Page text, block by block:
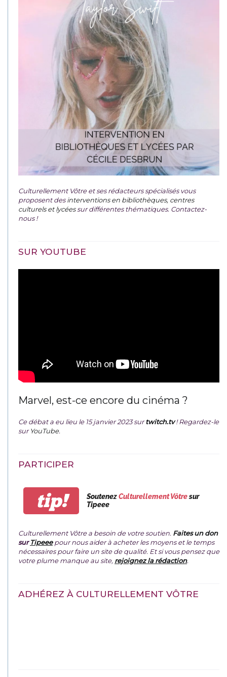
Culturellement Vôtre et ses rédacteurs spécialisés vous
proposent desinterventions en bibliothèques, centres
culturels et lycéessur différentes thématiques. Contactez-
nous !
SUR YOUTUBE
Marvel, est-ce encore du cinéma ?
Ce débat a eu lieu le 15 janvier 2023 surtwitch.tv ! Regardez-le
surYouTube.
PARTICIPER
tip! SoutenezCulturellement Vôtresur
Tipeee
Culturellement Vôtre a besoin de votre soutien. Faites un don
surTipeeepour nous aider à acheter les moyens et le temps
nécessaires pour faire un site de qualité. Et si vous pensez que
votre plume manque au site, rejoignez la rédaction.
ADHÉREZ À CULTURELLEMENT VÔTRE